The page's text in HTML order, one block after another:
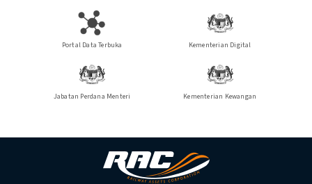
Portal Data Terbuka Kementerian Digital
Jabatan Perdana Menteri Kementerian Kewangan